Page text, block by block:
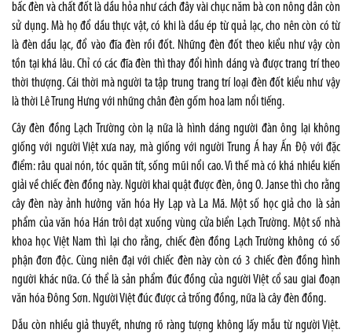
bấc đèn và chất đốt là dầu hỏa như cách đây vài chục năm bà con nông dân còn
sử dụng. Mà họ đổ dầu thực vật, có khi là dầu ép từ quả lạc, cho nên còn có từ
là đèn dầu lạc, đổ vào đĩa đèn rồi đốt. Những đèn đốt theo kiểu như vậy còn
tồn tại khá lâu. Chỉ có các đĩa đèn thì thay đổi hình dáng và được trang trí theo
thời thượng. Cái thời mà người ta tập trung trang trí loại đèn đốt kiểu như vậy
là thời Lê Trung Hưng với những chân đèn gốm hoa lam nổi tiếng.
Cây đèn đồng Lạch Trường còn lạ nữa là hình dáng người đàn ông lại không
giống với người Việt xưa nay, mà giống với người Trung Á hay Ấn Độ với đặc
điểm: râu quai nón, tóc quăn tít, sống mũi nổi cao. Vì thế mà có khá nhiều kiến
giải về chiếc đèn đồng này. Người khai quật được đèn, ông O. Janse thì cho rằng
cây đèn này ảnh hưởng văn hóa Hy Lạp và La Mã. Một số học giả cho là sản
phẩm của văn hóa Hán trôi dạt xuống vùng cửa biển Lạch Trường. Một số nhà
khoa học Việt Nam thì lại cho rằng, chiếc đèn đồng Lạch Trường không có số
phận đơn độc. Cùng niên đại với chiếc đèn này còn có 3 chiếc đèn đồng hình
người khác nữa. Có thể là sản phẩm đúc đồng của người Việt cổ sau giai đoạn
văn hóa Đông Sơn. Người Việt đúc được cả trống đồng, nữa là cây đèn đồng.
Dẫu còn nhiều giả thuyết, nhưng rõ ràng tượng không lấy mẫu từ người Việt.